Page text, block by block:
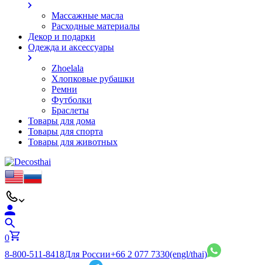
Массажные масла
Расходные материалы
Декор и подарки
Одежда и аксессуары
Zhoelala
Хлопковые рубашки
Ремни
Футболки
Браслеты
Товары для дома
Товары для спорта
Товары для животных
0
8-800-511-8418Для России+66 2 077 7330(engl/thai)